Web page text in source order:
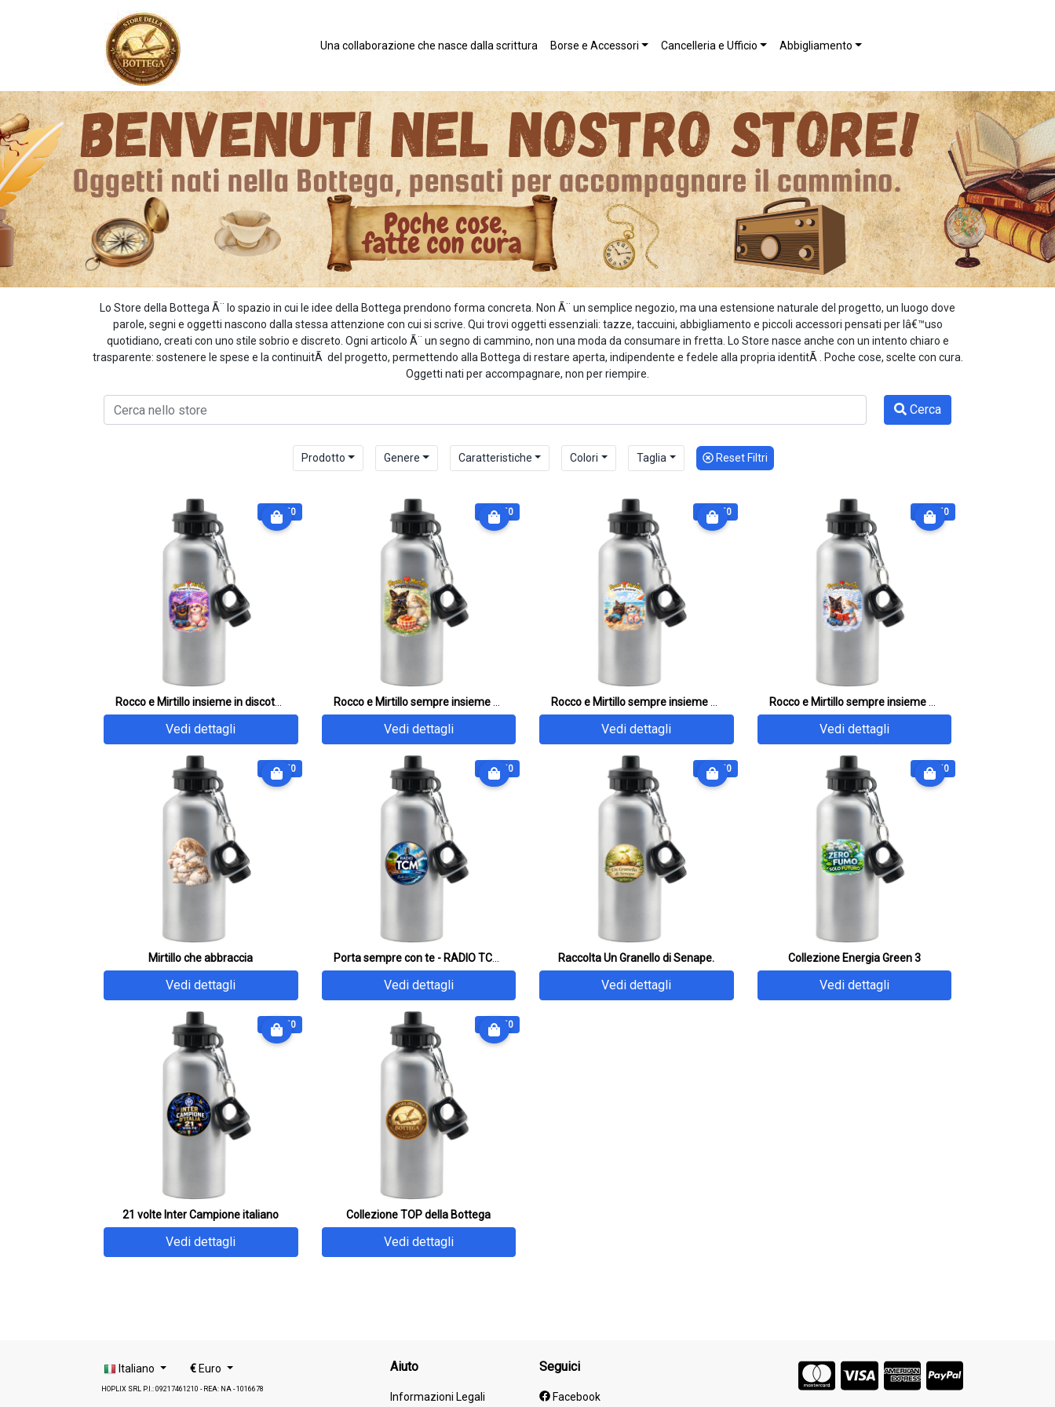
Una collaborazione che nasce dalla scrittura Borse e Accessori Cancelleria e Ufficio Abbigliamento
Lo Store della Bottega Ã¨ lo spazio in cui le idee della Bottega prendono forma concreta. Non Ã¨ un semplice negozio, ma una estensione naturale del progetto, un luogo dove
parole, segni e oggetti nascono dalla stessa attenzione con cui si scrive. Qui trovi oggetti essenziali: tazze, taccuini, abbigliamento e piccoli accessori pensati per lâ€™uso
quotidiano, creati con uno stile sobrio e discreto. Ogni articolo Ã¨ un segno di cammino, non una moda da consumare in fretta. Lo Store nasce anche con un intento chiaro e
trasparente: sostenere le spese e la continuitÃ del progetto, permettendo alla Bottega di restare aperta, indipendente e fedele alla propria identitÃ . Poche cose, scelte con cura.
Oggetti nati per accompagnare, non per riempire.
Cerca
€ 27.50
Vedi dettagli
€ 27.50
Vedi dettagli
€ 27.50
Vedi dettagli
€ 27.50
Vedi dettagli
€ 27.50
Mirtillo che abbraccia
Vedi dettagli
€ 27.50
Porta sempre con te - RADIO TCM - Terra - Cielo -
Vedi dettagli
€ 27.50
Raccolta Un Granello di Senape.
Vedi dettagli
€ 27.50
Collezione Energia Green 3
Vedi dettagli
€ 27.50
21 volte Inter Campione italiano
Vedi dettagli
€ 27.50
Collezione TOP della Bottega
Vedi dettagli
Prodotto Genere Caratteristiche Colori Taglia Reset Filtri
Italiano €Euro
HOPLIX SRL P.I.: 09217461210 - REA: NA - 1016678
Aiuto
Informazioni Legali
Seguici
Facebook